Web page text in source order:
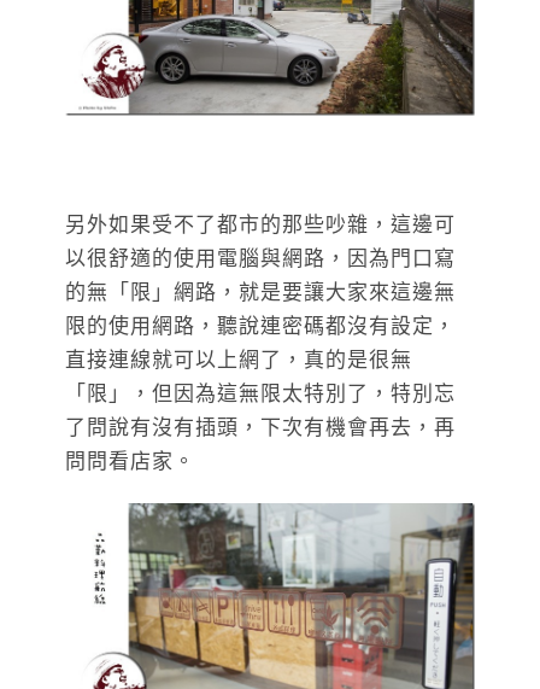
另外如果受不了都市的那些吵雜，這邊可
以很舒適的使用電腦與網路，因為門口寫
的無「限」網路，就是要讓大家來這邊無
限的使用網路，聽說連密碼都沒有設定，
直接連線就可以上網了，真的是很無
「限」，但因為這無限太特別了，特別忘
了問說有沒有插頭，下次有機會再去，再
問問看店家。